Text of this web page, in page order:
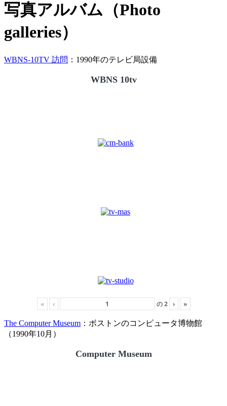
写真アルバム（Photo
galleries）
WBNS-10TV 訪問 ：1990年のテレビ局設備
WBNS 10tv
« ‹ の2 › »
The Computer Museum ：ボストンのコンピュータ博物館
（1990年10月）
Computer Museum